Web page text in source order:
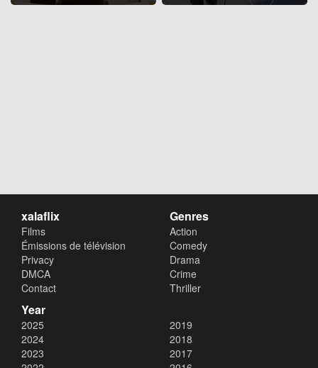
xalaflix
Films
Émissions de télévision
Privacy
DMCA
Contact
Genres
Action
Comedy
Drama
Crime
Thriller
Year
2025
2024
2023
2019
2018
2017